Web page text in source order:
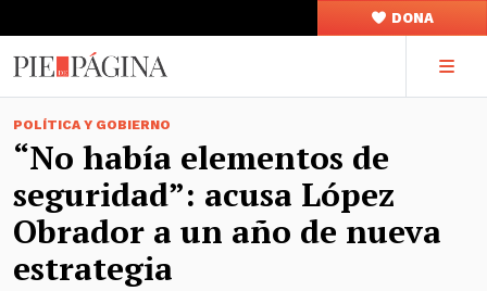
DONA
POLÍTICA Y GOBIERNO
“No había elementos de
seguridad”: acusa López
Obrador a un año de nueva
estrategia